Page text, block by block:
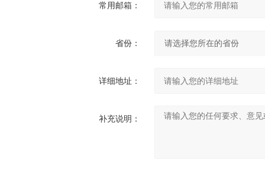
常用邮箱：
省份：
详细地址：
补充说明：